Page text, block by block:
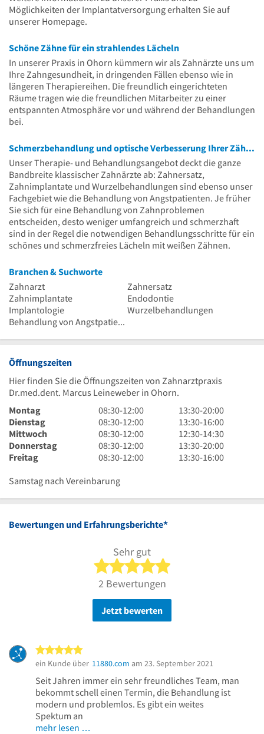
Möglichkeiten der Implantatversorgung erhalten Sie auf
unserer Homepage.
Schöne Zähne für ein strahlendes Lächeln
In unserer Praxis in Ohorn kümmern wir als Zahnärzte uns um
Ihre Zahngesundheit, in dringenden Fällen ebenso wie in
längeren Therapiereihen. Die freundlich eingerichteten
Räume tragen wie die freundlichen Mitarbeiter zu einer
entspannten Atmosphäre vor und während der Behandlungen
bei.
Schmerzbehandlung und optische Verbesserung Ihrer Zähne
Unser Therapie- und Behandlungsangebot deckt die ganze
Bandbreite klassischer Zahnärzte ab: Zahnersatz,
Zahnimplantate und Wurzelbehandlungen sind ebenso unser
Fachgebiet wie die Behandlung von Angstpatienten. Je früher
Sie sich für eine Behandlung von Zahnproblemen
entscheiden, desto weniger umfangreich und schmerzhaft
sind in der Regel die notwendigen Behandlungsschritte für ein
schönes und schmerzfreies Lächeln mit weißen Zähnen.
Branchen & Suchworte
Zahnarzt
Zahnersatz
Zahnimplantate
Endodontie
Implantologie
Wurzelbehandlungen
Behandlung von Angstpatienten
Öffnungszeiten
Hier finden Sie die Öffnungszeiten von Zahnarztpraxis
Dr.med.dent. Marcus Leineweber in Ohorn.
Montag
8
Uhr
30
bis
12
08:30-12:00
13
Uhr
30
bis
20
13:30-20:00
Dienstag
8
Uhr
30
bis
Uhr
08:30-12:00
13
Uhr
30
bis
13:30-16:00
Mittwoch
8
Uhr
30
12
08:30-12:00
12
Uhr
30
30
12:30-14:30
Donnerstag
8
Uhr
bis
Uhr
08:30-12:00
13
Uhr
Uhr
13:30-20:00
Freitag
8
30
12
08:30-12:00
13
16
13:30-16:00
Samstag nach Vereinbarung
Bewertungen und Erfahrungsberichte*
Sehr gut
5 von 5 Sternen
2 Bewertungen
Jetzt bewerten
ein Kunde über 11880.com am 23. September 2021
Seit Jahren immer ein sehr freundliches Team, man
bekommt schell einen Termin, die Behandlung ist
modern und problemlos. Es gibt ein weites
Spektum an
mehr lesen …